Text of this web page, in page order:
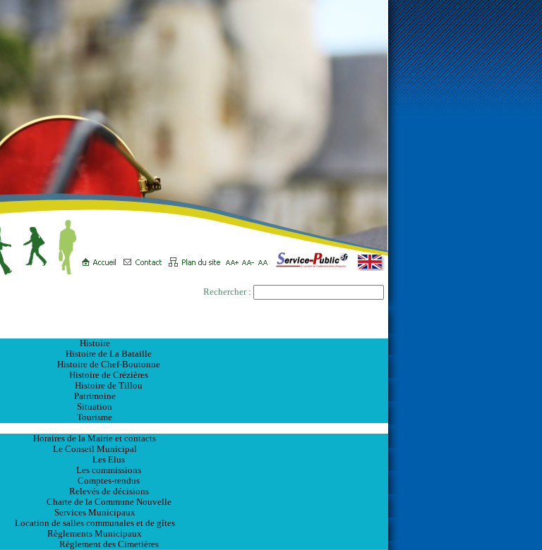
Rechercher :
Histoire
Histoire de La Bataille
Histoire de Chef-Boutonne
Histoire de Crézières
Histoire de Tillou
Patrimoine
Situation
Tourisme
Horaires de la Mairie et contacts
Le Conseil Municipal
Les Elus
Les commissions
Comptes-rendus
Relevés de décisions
Charte de la Commune Nouvelle
Services Municipaux
Location de salles communales et de gîtes
Règlements Municipaux
Règlement des Cimetières